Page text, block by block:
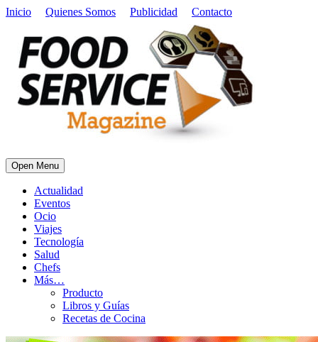
Inicio Quienes Somos Publicidad Contacto
Open Menu
Actualidad
Eventos
Ocio
Viajes
Tecnología
Salud
Chefs
Más…
Producto
Libros y Guías
Recetas de Cocina